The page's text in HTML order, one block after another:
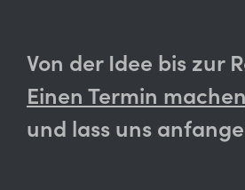
Von der Idee bis zur
Einen Termin machen
und lass uns